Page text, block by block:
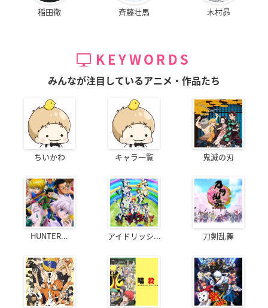
稲田徹 斉藤壮馬 木村昴
KEYWORDS
みんなが注目しているアニメ・作品たち
ちいかわ キャラ一覧 鬼滅の刃
HUNTER... アイドリッシ... 刀剣乱舞